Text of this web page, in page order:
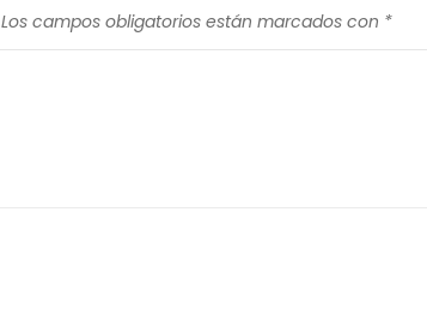
Los campos obligatorios están marcados con *